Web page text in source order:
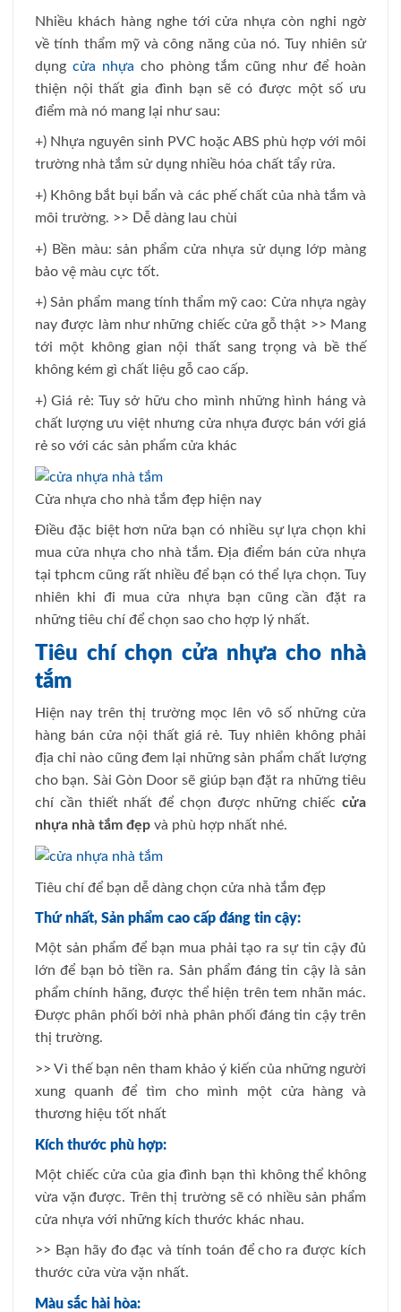
Nhiều khách hàng nghe tới cửa nhựa còn nghi ngờ
về tính thẩm mỹ và công năng của nó. Tuy nhiên sử
dụng cửa nhựa cho phòng tắm cũng như để hoàn
thiện nội thất gia đình bạn sẽ có được một số ưu
điểm mà nó mang lại như sau:
+) Nhựa nguyên sinh PVC hoặc ABS phù hợp với môi
trường nhà tắm sử dụng nhiều hóa chất tẩy rửa.
+) Không bắt bụi bẩn và các phế chất của nhà tắm và
môi trường. >> Dễ dàng lau chùi
+) Bền màu: sản phẩm cửa nhựa sử dụng lớp màng
bảo vệ màu cực tốt.
+) Sản phẩm mang tính thẩm mỹ cao: Cửa nhựa ngày
nay được làm như những chiếc cửa gỗ thật >> Mang
tới một không gian nội thất sang trọng và bề thế
không kém gì chất liệu gỗ cao cấp.
+) Giá rẻ: Tuy sở hữu cho mình những hình háng và
chất lượng ưu việt nhưng cửa nhựa được bán với giá
rẻ so với các sản phẩm cửa khác
Cửa nhựa cho nhà tắm đẹp hiện nay
Điều đặc biệt hơn nữa bạn có nhiều sự lựa chọn khi
mua cửa nhựa cho nhà tắm. Địa điểm bán cửa nhựa
tại tphcm cũng rất nhiều để bạn có thể lựa chọn. Tuy
nhiên khi đi mua cửa nhựa bạn cũng cần đặt ra
những tiêu chí để chọn sao cho hợp lý nhất.
Tiêu chí chọn cửa nhựa cho nhà
tắm
Hiện nay trên thị trường mọc lên vô số những cửa
hàng bán cửa nội thất giá rẻ. Tuy nhiên không phải
địa chỉ nào cũng đem lại những sản phẩm chất lượng
cho bạn. Sài Gòn Door sẽ giúp bạn đặt ra những tiêu
chí cần thiết nhất để chọn được những chiếc cửa
nhựa nhà tắm đẹp và phù hợp nhất nhé.
Tiêu chí để bạn dễ dàng chọn cửa nhà tắm đẹp
Thứ nhất, Sản phẩm cao cấp đáng tin cậy:
Một sản phẩm để bạn mua phải tạo ra sự tin cậy đủ
lớn để bạn bỏ tiền ra. Sản phẩm đáng tin cậy là sản
phẩm chính hãng, được thể hiện trên tem nhãn mác.
Được phân phối bởi nhà phân phối đáng tin cậy trên
thị trường.
>> Vì thế bạn nên tham khảo ý kiến của những người
xung quanh để tìm cho mình một cửa hàng và
thương hiệu tốt nhất
Kích thước phù hợp:
Một chiếc cửa của gia đình bạn thì không thể không
vừa vặn được. Trên thị trường sẽ có nhiều sản phẩm
cửa nhựa với những kích thước khác nhau.
>> Bạn hãy đo đạc và tính toán để cho ra được kích
thước cửa vừa vặn nhất.
Màu sắc hài hòa: